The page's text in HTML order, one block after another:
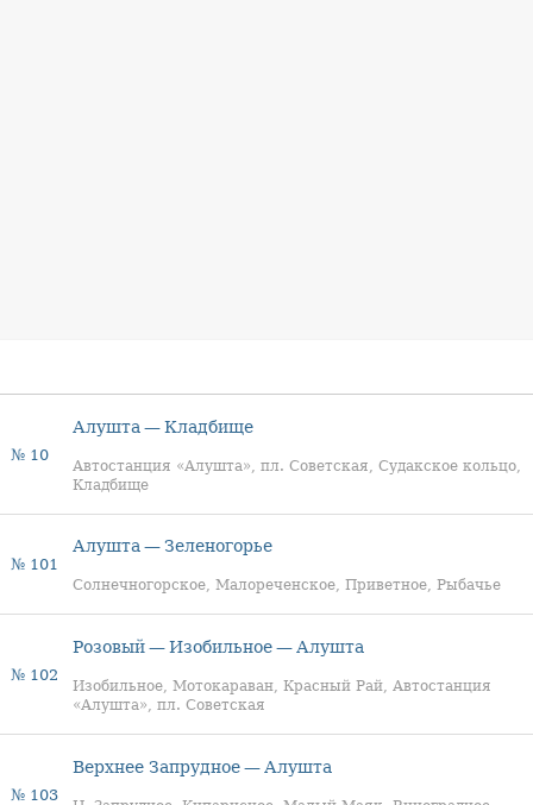
№ 10
Алушта — Кладбище
Автостанция «Алушта», пл. Советская, Судакское кольцо,
Кладбище
№ 101
Алушта — Зеленогорье
Солнечногорское, Малореченское, Приветное, Рыбачье
№ 102
Розовый — Изобильное — Алушта
Изобильное, Мотокараван, Красный Рай, Автостанция
«Алушта», пл. Советская
№ 103
Верхнее Запрудное — Алушта